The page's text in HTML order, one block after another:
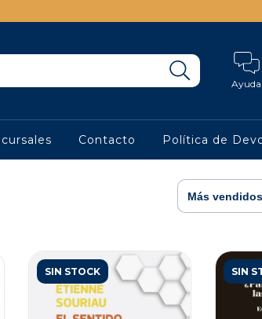
Ayuda
Contacto Política de
SIN STOCK SIN